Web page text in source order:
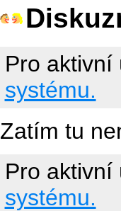
Pro
systému.
Zatím tu
Pro
systému.